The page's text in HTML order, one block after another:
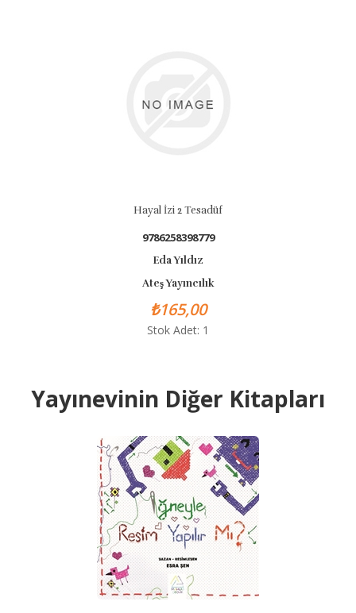
Hayal İzi 2 Tesadüf
9786258398779
Eda Yıldız
Ateş Yayıncılık
₺165,00
Stok Adet: 1
Yayınevinin Diğer Kitapları